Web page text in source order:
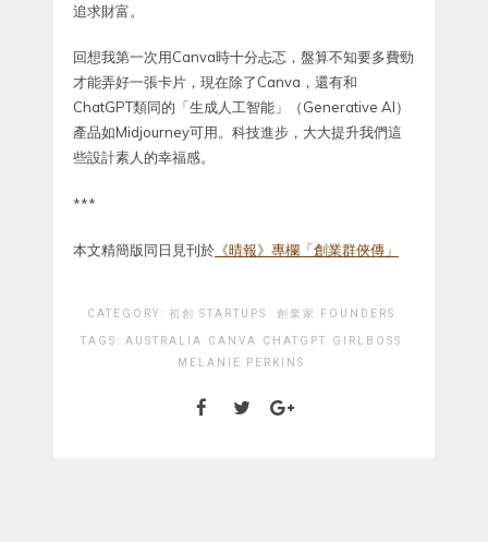
追求財富。
回想我第一次用Canva時十分忐忑，盤算不知要多費勁
才能弄好一張卡片，現在除了Canva，還有和
ChatGPT類同的「生成人工智能」（Generative AI）
產品如Midjourney可用。科技進步，大大提升我們這
些設計素人的幸福感。
***
本文精簡版同日見刊於 《晴報》專欄「創業群俠傳」
CATEGORY: 初創 STARTUPS 創業家 FOUNDERS
TAGS: AUSTRALIA CANVA CHATGPT
GIRLBOSS
MELANIE PERKINS